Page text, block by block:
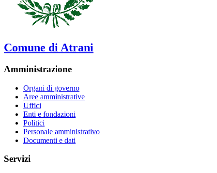
Comune di Atrani
Amministrazione
Organi di governo
Aree amministrative
Uffici
Enti e fondazioni
Politici
Personale amministrativo
Documenti e dati
Servizi